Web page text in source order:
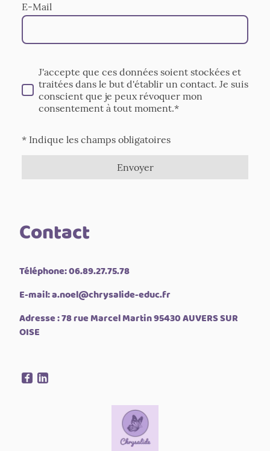
E-Mail
J'accepte que ces données soient stockées et
traitées dans le but d'établir un contact. Je suis
conscient que je peux révoquer mon
consentement à tout moment.*
* Indique les champs obligatoires
Envoyer
Contact
Téléphone: 06.89.27.75.78
E-mail: a.noel@chrysalide-educ.fr
Adresse : 78 rue Marcel Martin 95430 AUVERS SUR
OISE